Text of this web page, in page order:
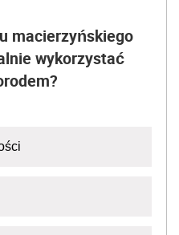
macierzyńskiego
wykorzystać